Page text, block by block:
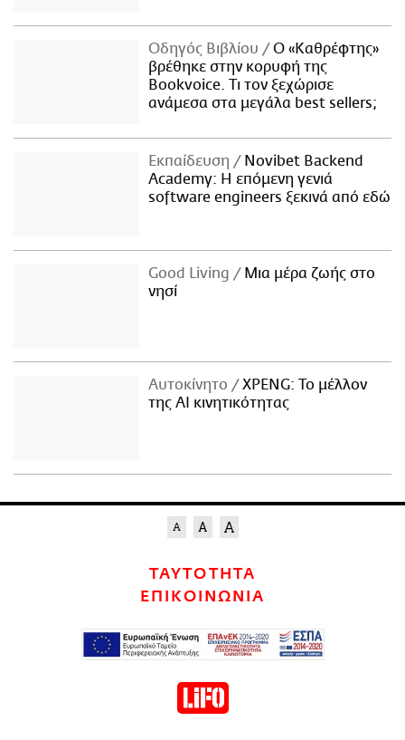
Οδηγός Βιβλίου
Ο «Καθρέφτης»
βρέθηκε στην κορυφή της
Bookvoice. Τι τον ξεχώρισε
ανάμεσα στα μεγάλα best sellers;
Εκπαίδευση
Novibet Backend
Academy: Η επόμενη γενιά
software engineers ξεκινά από εδώ
Good Living
Μια μέρα ζωής στο
νησί
Αυτοκίνητο
XPENG: Το μέλλον
της AI κινητικότητας
ΤΑΥΤΟΤΗΤΑ
ΕΠΙΚΟΙΝΩΝΙΑ